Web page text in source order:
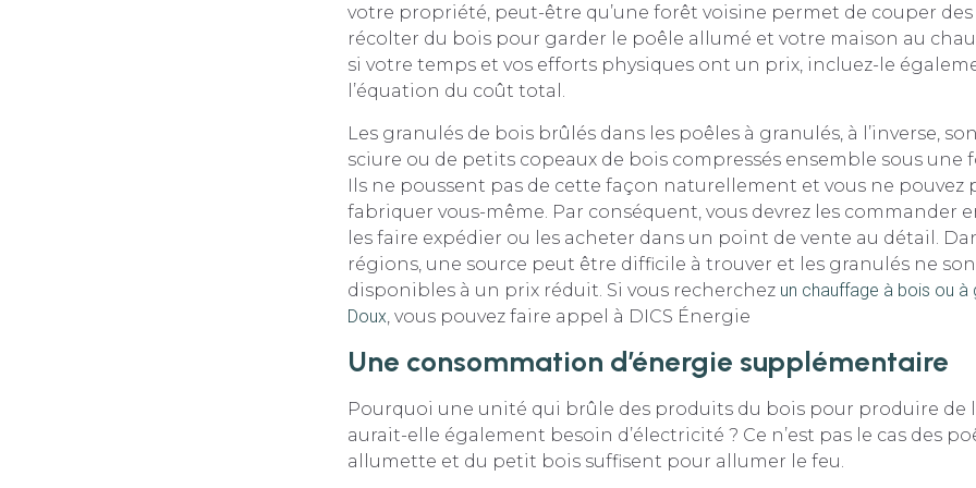
votre propriété, peut-être qu’une forêt voisine permet de couper
récolter du bois pour garder le poêle allumé et votre maison au
si votre temps et vos efforts physiques ont un prix, incluez-le
l’équation du coût total.
Les granulés de bois brûlés dans les poêles à granulés, à l’inverse,
sciure ou de petits copeaux de bois compressés ensemble sous une
Ils ne poussent pas de cette façon naturellement et vous ne pouvez
fabriquer vous-même. Par conséquent, vous devrez les commander
les faire expédier ou les acheter dans un point de vente au détail.
régions, une source peut être difficile à trouver et les granulés ne
disponibles à un prix réduit. Si vous recherchez un chauffage à bois ou à
Doux , vous pouvez faire appel à DICS Énergie
Une consommation d’énergie supplémentaire
Pourquoi une unité qui brûle des produits du bois pour produire de
aurait-elle également besoin d’électricité ? Ce n’est pas le cas des
allumette et du petit bois suffisent pour allumer le feu.